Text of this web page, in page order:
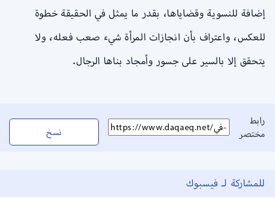
إضافة للنسوية وقضاياها، بقدر ما يمثل في الحقيقة خطوة
للعكس، واعتراف بأن انجازات المرأة شيء صعب فعله، ولا
يتحقق إلا بالسير على جسور وأمجاد بناها الرجال.
رابط
مختصر
نسخ
للمشاركة لـ فيسبوك